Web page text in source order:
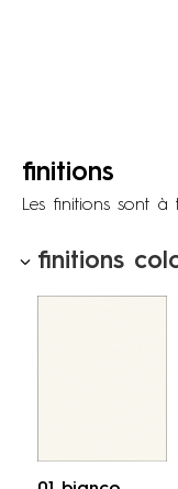
finitions
Les finitions sont à
finitions